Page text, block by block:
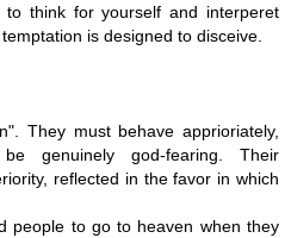
think for yourself and interperet
is designed to disceive.
They must behave apprioriately,
genuinely god-fearing. Their
reflected in the favor in which
people to go to heaven when they